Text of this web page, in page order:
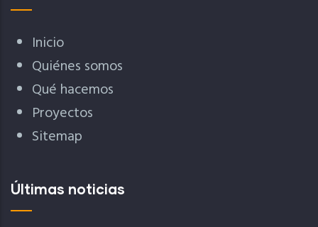
Inicio
Quiénes somos
Qué hacemos
Proyectos
Sitemap
Últimas noticias